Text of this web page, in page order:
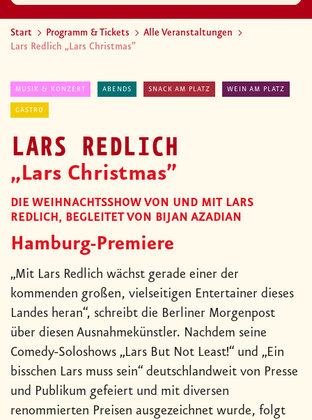
Start Programm & Tickets
Alle Veranstaltungen
Lars Redlich „Lars Christmas”
MUSIK & KONZERT ABENDS SNACK AM PLATZ WEIN AM PLATZ
GASTRO
LARS REDLICH
„Lars Christmas”
DIE WEIHNACHTSSHOW VON UND MIT LARS
REDLICH, BEGLEITET VON BIJAN AZADIAN
Hamburg-Premiere
„Mit Lars Redlich wächst gerade einer der
kommenden großen, vielseitigen Entertainer dieses
Landes heran“, schreibt die Berliner Morgenpost
über diesen Ausnahmekünstler. Nachdem seine
Comedy-Soloshows „Lars But Not Least!“ und „Ein
bisschen Lars muss sein“ deutschlandweit von Presse
und Publikum gefeiert und mit diversen
renommierten Preisen ausgezeichnet wurde, folgt